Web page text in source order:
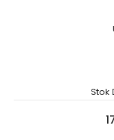
Stok